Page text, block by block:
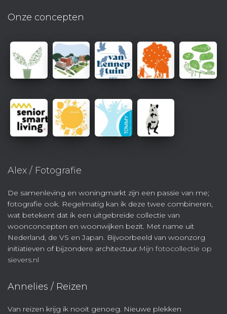
Onze concepten
Alex / Fotografie
De samenleving en woningmarkt zijn een passie van me;
fotografie ook. Regelmatig kan ik deze twee combineren,
wat betekent dat ik een uitgebreide collectie van
woonconcepten en woonwijken bezit. Met name uit
Nederland, de VS en Japan. Bijvoorbeeld van woonzorg
initiatieven of bijzondere architectuur.Mijn fotocollectie op
sievers.nl
Annelies / Reizen
Van reizen krijg ik nooit genoeg. Nieuwe plekken